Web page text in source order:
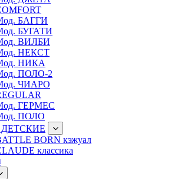
БАГГИ
БУГАТИ
ВИЛБИ
НЕКСТ
НИКА
ПОЛО-2
ЧИАРО
ГЕРМЕС
ПОЛО
ДЕТСКИЕ
BORN кэжуал
классика